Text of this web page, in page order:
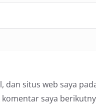
dan situs web saya
saya